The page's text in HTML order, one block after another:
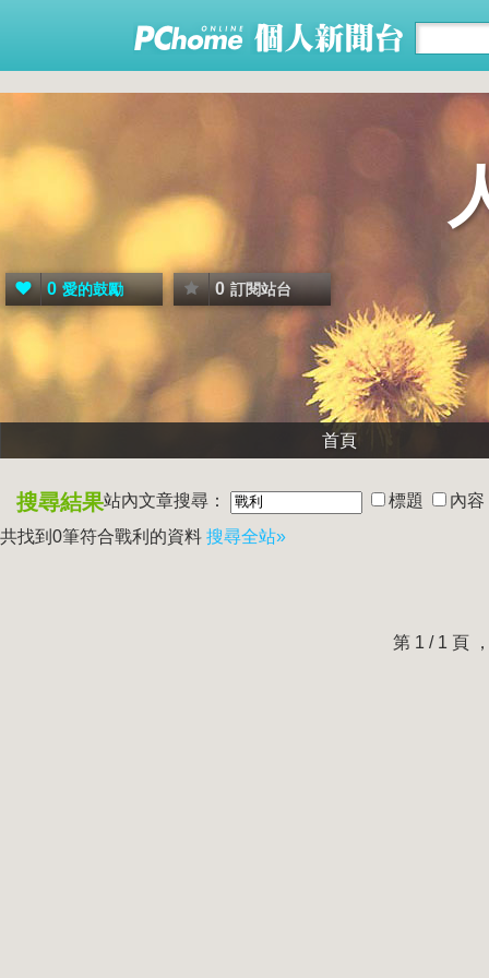
0 愛的鼓勵 0 訂閱站台
首頁
搜尋結果站內文章搜尋： 標題
內容
共找到0筆符合戰利 的資料 搜尋全站»
第 1 / 1